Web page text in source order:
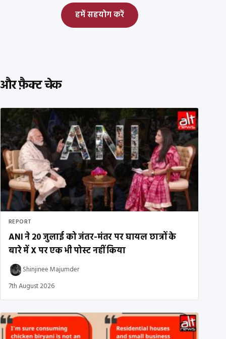
हमें सहयोग करें
और फ़ैक्ट चेक
REPORT
ANI ने 20 जुलाई को जंतर-मंतर पर घायल छात्रों के
बारे में X पर एक भी पोस्ट नहीं किया
Shinjinee Majumder
7th August 2026